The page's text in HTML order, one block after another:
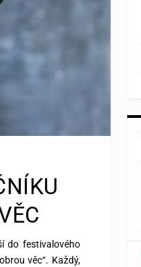
do festivalového
věc“. Každý,